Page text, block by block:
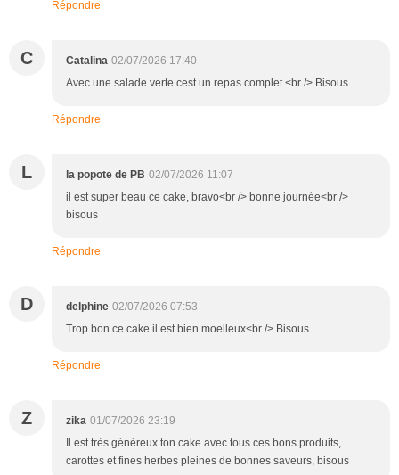
Répondre
C Catalina 02/07/2026 17:40
Avec une salade verte cest un repas complet <br /> Bisous
Répondre
L la popote de PB 02/07/2026 11:07
il est super beau ce cake, bravo<br /> bonne journée<br />
bisous
Répondre
D delphine 02/07/2026 07:53
Trop bon ce cake il est bien moelleux<br /> Bisous
Répondre
Z zika 01/07/2026 23:19
Il est très généreux ton cake avec tous ces bons produits,
carottes et fines herbes pleines de bonnes saveurs, bisous